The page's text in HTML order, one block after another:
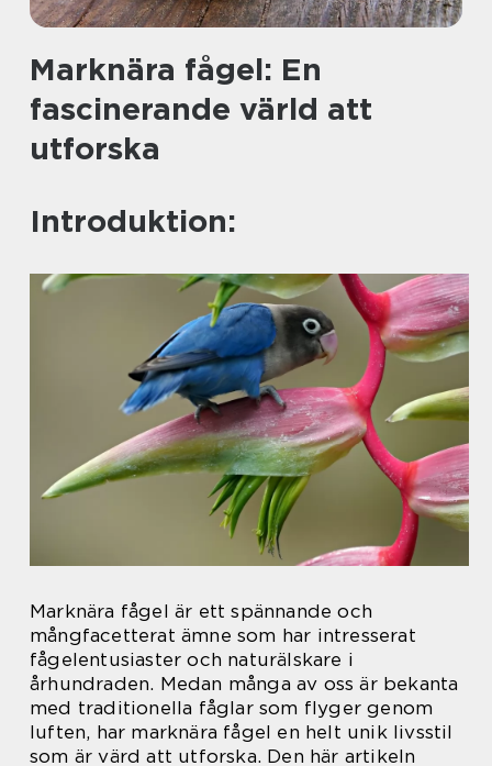
Marknära fågel: En
fascinerande värld att
utforska
Introduktion:
Marknära fågel är ett spännande och
mångfacetterat ämne som har intresserat
fågelentusiaster och naturälskare i
århundraden. Medan många av oss är bekanta
med traditionella fåglar som flyger genom
luften, har marknära fågel en helt unik livsstil
som är värd att utforska. Den här artikeln